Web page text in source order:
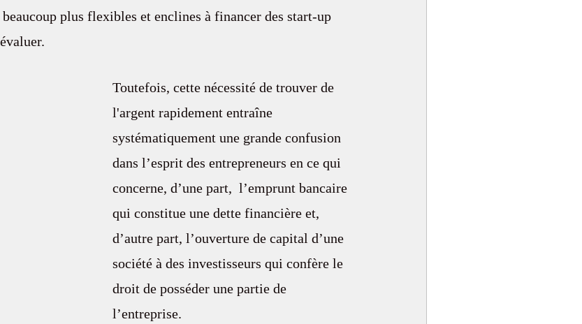
plus flexibles et enclines à financer des start-up
Toutefois, cette nécessité de trouver de
l'argent rapidement entraîne
systématiquement une grande confusion
dans l’esprit des entrepreneurs en ce qui
concerne, d’une part,  l’emprunt bancaire
qui constitue une dette financière et,
d’autre part, l’ouverture de capital d’une
société à des investisseurs qui confère le
droit de posséder une partie de
l’entreprise.